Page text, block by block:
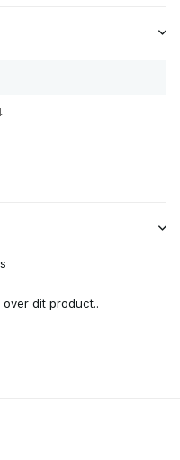
dit product..